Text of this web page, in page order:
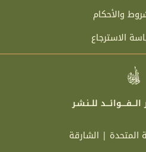
والأحكام
الاسترجاع
الـــفــــوائـــد للــنـشـر
المتحدة | الشارقة